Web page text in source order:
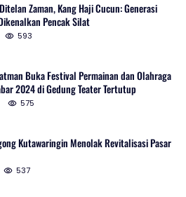
Zaman, Kang Haji Cucun: Generasi
Pencak Silat
593
Buka Festival Permainan dan Olahraga
2024 di Gedung Teater Tertutup
575
Kutawaringin Menolak Revitalisasi Pasar
537